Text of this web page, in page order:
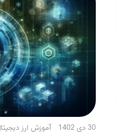
30 دی 1402 آموزش ارز